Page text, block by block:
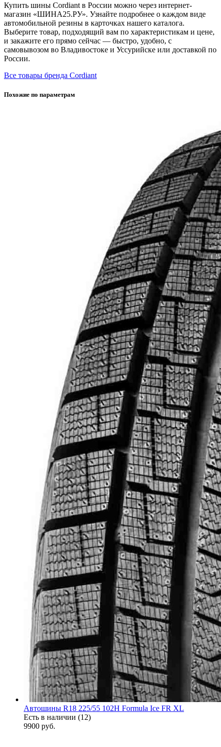
Купить шины Cordiant в России можно через интернет-
магазин «ШИНА25.РУ». Узнайте подробнее о каждом виде
автомобильной резины в карточках нашего каталога.
Выберите товар, подходящий вам по характеристикам и цене,
и закажите его прямо сейчас — быстро, удобно, с
самовывозом во Владивостоке и Уссурийске или доставкой по
России.
Все товары бренда Cordiant
Похожие по параметрам
Автошины R18 225/55 102H Formula Ice FR XL
Есть в наличии (12)
9900 руб.